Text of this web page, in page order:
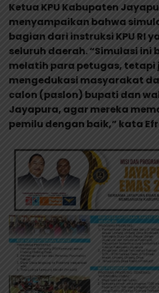
Ketua KPU Kabupaten
menyampaikan bahwa
bagian dari instruksi KPU RI
seluruh daerah. “Simulasi ini
melatih para petugas, tetapi
mengedukasi masyarakat
calon (paslon) bupati dan
Jayapura, agar mereka
pemilu dengan baik,” kata